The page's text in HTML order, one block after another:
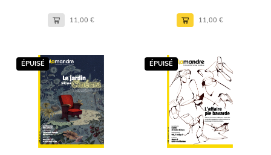
11,00 € 11,00 €
ÉPUISÉ ÉPUISÉ